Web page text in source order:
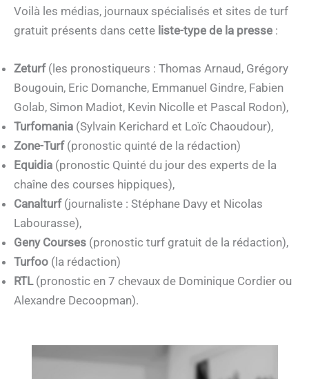
Voilà les médias, journaux spécialisés et sites de turf
gratuit présents dans cette liste-type de la presse :
Zeturf(les pronostiqueurs : Thomas Arnaud, Grégory
Bougouin, Eric Domanche, Emmanuel Gindre, Fabien
Golab, Simon Madiot, Kevin Nicolle et Pascal Rodon),
Turfomania (Sylvain Kerichard et Loïc Chaoudour),
Zone-Turf(pronostic quinté de la rédaction)
Equidia (pronostic Quinté du jour des experts de la
chaîne des courses hippiques),
Canalturf(journaliste : Stéphane Davy et Nicolas
Labourasse),
Geny Courses (pronostic turf gratuit de la rédaction),
Turfoo (la rédaction)
RTL(pronostic en 7 chevaux de Dominique Cordier ou
Alexandre Decoopman).